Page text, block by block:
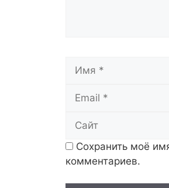
Сохранить моё
комментариев.